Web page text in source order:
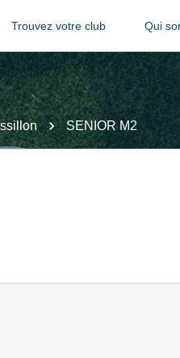
Trouvez votre club Qui
SENIOR M2